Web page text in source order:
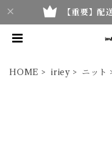
【重要】配
HOME iriey ニット